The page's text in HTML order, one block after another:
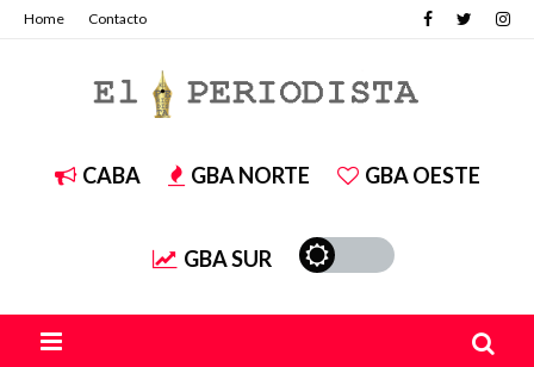
Home Contacto
CABA GBA NORTE GBA OESTE
GBA SUR